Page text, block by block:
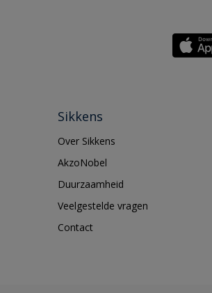
Sikkens
Over Sikkens
AkzoNobel
Duurzaamheid
Veelgestelde vragen
Contact